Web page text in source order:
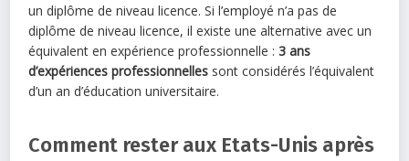
un diplôme de niveau licence. Si l’employé n’a pas de
diplôme de niveau licence, il existe une alternative avec un
équivalent en expérience professionnelle :3 ans
d’expériences professionnelles sont considérés l’équivalent
d’un an d’éducation universitaire.
Comment rester aux Etats-Unis après